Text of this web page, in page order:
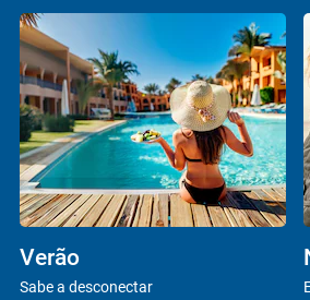
Verão
Sabe a desconectar